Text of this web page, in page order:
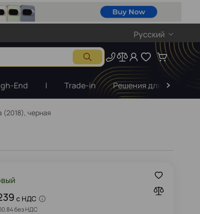
Русский
End | Trade-in Решения для бизнеса
(2018), черная
c НДС
без НДС